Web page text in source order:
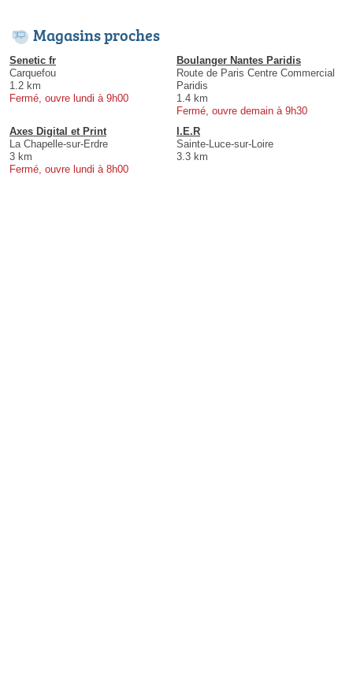
Magasins proches
Senetic fr
Carquefou
1.2 km
Fermé, ouvre lundi à 9h00
Boulanger Nantes Paridis
Route de Paris Centre Commercial
Paridis
1.4 km
Fermé, ouvre demain à 9h30
Axes Digital et Print
La Chapelle-sur-Erdre
3 km
Fermé, ouvre lundi à 8h00
I.E.R
Sainte-Luce-sur-Loire
3.3 km